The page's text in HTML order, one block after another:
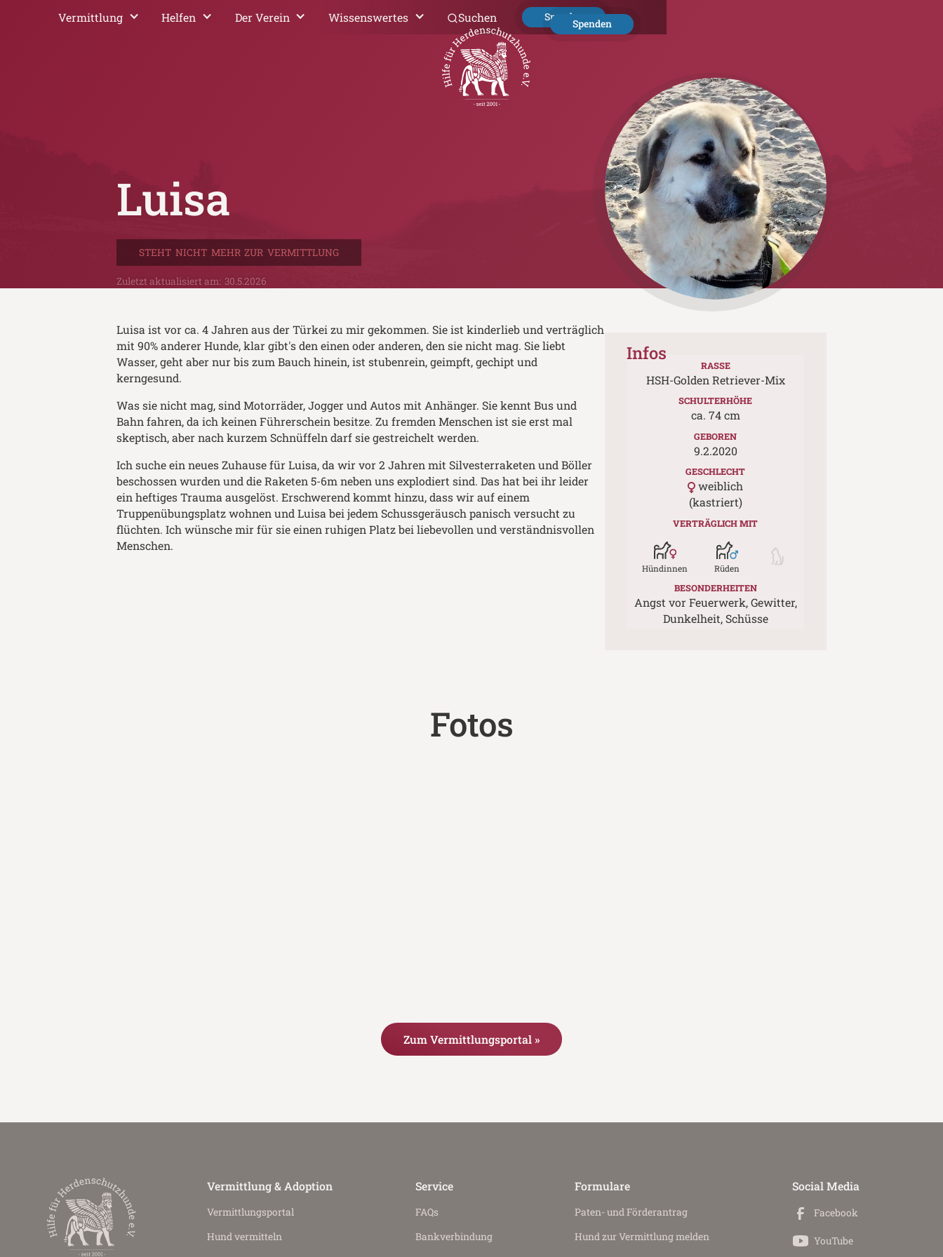
Vermittlung Helfen Der Verein Wissenswertes Suchen Spenden
Spenden
Luisa
STEHT NICHT MEHR ZUR VERMITTLUNG
Zuletzt aktualisiert am: 30.5.2026
Luisa ist vor ca. 4 Jahren aus der Türkei zu mir gekommen. Sie ist kinderlieb und verträglich
mit 90% anderer Hunde, klar gibt's den einen oder anderen, den sie nicht mag. Sie liebt
Wasser, geht aber nur bis zum Bauch hinein, ist stubenrein, geimpft, gechipt und
kerngesund.
Was sie nicht mag, sind Motorräder, Jogger und Autos mit Anhänger. Sie kennt Bus und
Bahn fahren, da ich keinen Führerschein besitze. Zu fremden Menschen ist sie erst mal
skeptisch, aber nach kurzem Schnüffeln darf sie gestreichelt werden.
Ich suche ein neues Zuhause für Luisa, da wir vor 2 Jahren mit Silvesterraketen und Böller
beschossen wurden und die Raketen 5-6m neben uns explodiert sind. Das hat bei ihr leider
ein heftiges Trauma ausgelöst. Erschwerend kommt hinzu, dass wir auf einem
Truppenübungsplatz wohnen und Luisa bei jedem Schussgeräusch panisch versucht zu
flüchten. Ich wünsche mir für sie einen ruhigen Platz bei liebevollen und verständnisvollen
Menschen.
Infos
RASSE
HSH-Golden Retriever-Mix
SCHULTERHÖHE
ca. 74cm
GEBOREN
9.2.2020
GESCHLECHT
weiblich
(kastriert)
VERTRÄGLICH MIT
Hündinnen Rüden
BESONDERHEITEN
Angst vor Feuerwerk, Gewitter,
Dunkelheit, Schüsse
Fotos
Zum Vermittlungsportal »
Vermittlung & Adoption
Vermittlungs­portal
Hund vermitteln
Service
FAQs
Bankverbindung
Formulare
Paten- und Förderantrag
Hund zur Vermittlung melden
Social Media
Facebook
YouTube